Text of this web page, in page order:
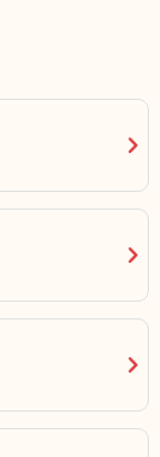
chevron_right
chevron_right
chevron_right